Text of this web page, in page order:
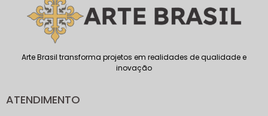
Arte Brasil transforma projetos em realidades de qualidade e
inovação
ATENDIMENTO